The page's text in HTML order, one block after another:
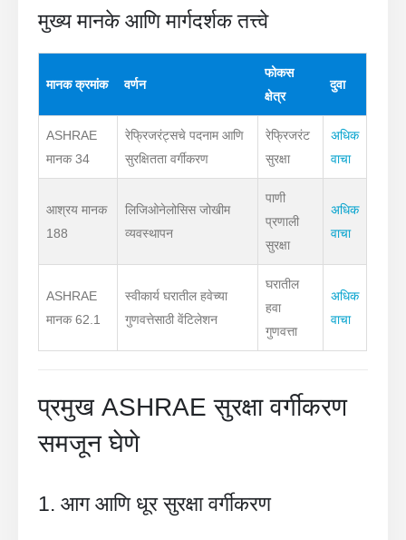
मुख्य मानके आणि मार्गदर्शक तत्त्वे
मानक क्रमांक वर्णन
फोकस
क्षेत्र
दुवा
ASHRAE
मानक 34
रेफ्रिजरंट्सचे पदनाम आणि
सुरक्षितता वर्गीकरण
रेफ्रिजरंट
सुरक्षा
अधिक
वाचा
आश्रय मानक
188
लिजिओनेलोसिस जोखीम
व्यवस्थापन
पाणी
प्रणाली
सुरक्षा
अधिक
वाचा
ASHRAE
मानक 62.1
स्वीकार्य घरातील हवेच्या
गुणवत्तेसाठी वेंटिलेशन
घरातील
हवा
गुणवत्ता
अधिक
वाचा
प्रमुख ASHRAE सुरक्षा वर्गीकरण
समजून घेणे
1. आग आणि धूर सुरक्षा वर्गीकरण